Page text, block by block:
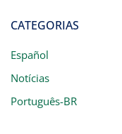
CATEGORIAS
Español
Notícias
Português-BR